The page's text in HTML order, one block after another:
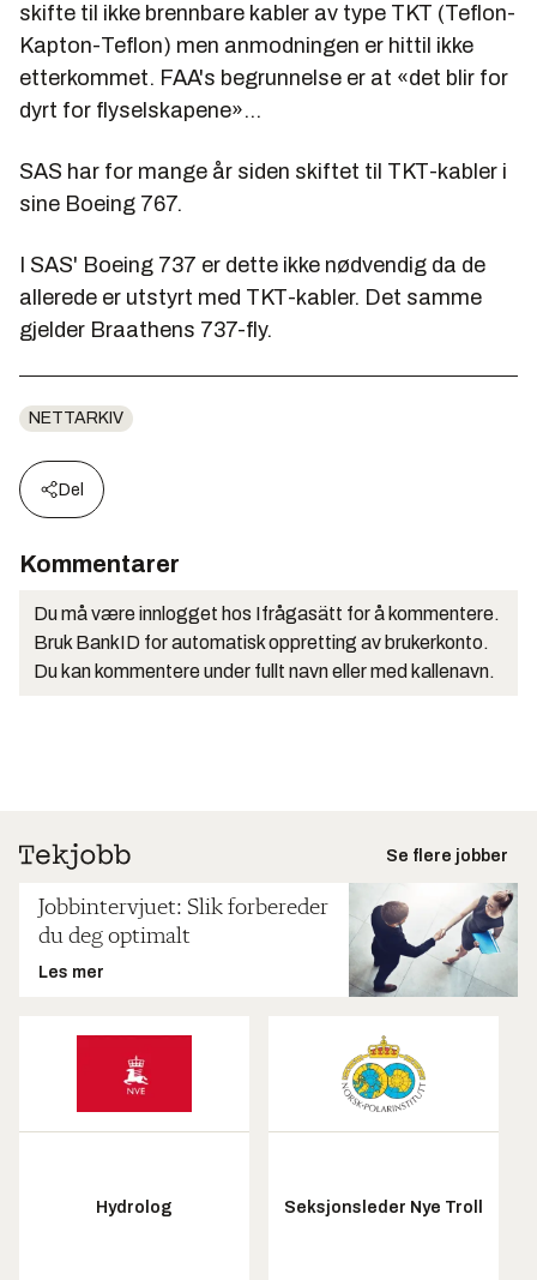
skifte til ikke brennbare kabler av type TKT (Teflon-
Kapton-Teflon) men anmodningen er hittil ikke
etterkommet. FAA's begrunnelse er at «det blir for
dyrt for flyselskapene»…
SAS har for mange år siden skiftet til TKT-kabler i
sine Boeing 767.
I SAS' Boeing 737 er dette ikke nødvendig da de
allerede er utstyrt med TKT-kabler. Det samme
gjelder Braathens 737-fly.
NETTARKIV
Del
Kommentarer
Du må være innlogget hos Ifrågasätt for å kommentere.
Bruk BankID for automatisk oppretting av brukerkonto.
Du kan kommentere under fullt navn eller med kallenavn.
Se flere jobber
Jobbintervjuet: Slik forbereder
du deg optimalt
Les mer
Hydrolog Seksjonsleder Nye Troll